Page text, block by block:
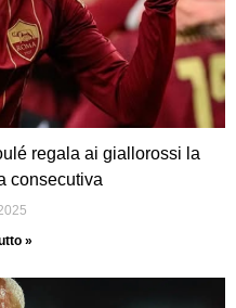
regala ai giallorossi la
consecutiva
»